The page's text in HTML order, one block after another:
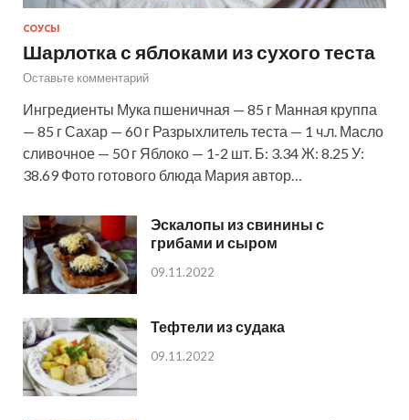
СОУСЫ
Шарлотка с яблоками из сухого теста
Оставьте комментарий
Ингредиенты Мука пшеничная — 85 г Манная круппа
— 85 г Сахар — 60 г Разрыхлитель теста — 1 ч.л. Масло
сливочное — 50 г Яблоко — 1-2 шт. Б: 3.34 Ж: 8.25 У:
38.69 Фото готового блюда Мария автор…
Эскалопы из свинины с
грибами и сыром
09.11.2022
Тефтели из судака
09.11.2022